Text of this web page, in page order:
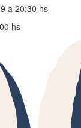
a 20:30 hs
hs